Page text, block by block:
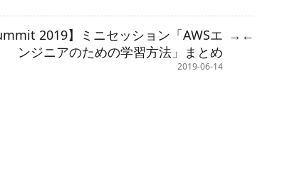
2019】ミニセッション「AWSエ
ンジニアのための学習方法」まとめ
2019-06-14
→ ←